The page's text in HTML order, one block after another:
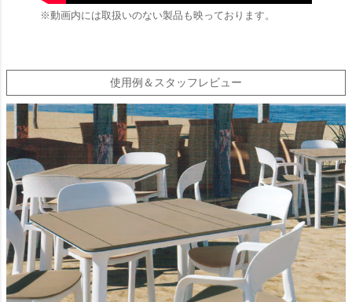
※動画内には取扱いのない製品も映っております。
使用例＆スタッフレビュー